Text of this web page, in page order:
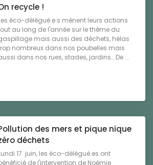
recycle !
éco-délégué.e.s mènent leurs actions
au long de l'année sur le thème du
mais aussi des déchets, hélas
nombreux dans nos poubelles mais
dans nos rues, stades, jardins...De ...
des mers et pique nique
déchets
17 juin, les éco-délégué.es ont
de l'intervention de Noémie